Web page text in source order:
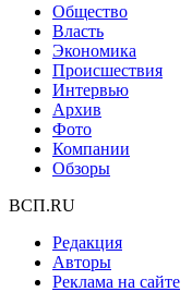
Общество
Власть
Экономика
Происшествия
Интервью
Архив
Фото
Компании
Обзоры
ВСП.RU
Редакция
Авторы
Реклама на сайте